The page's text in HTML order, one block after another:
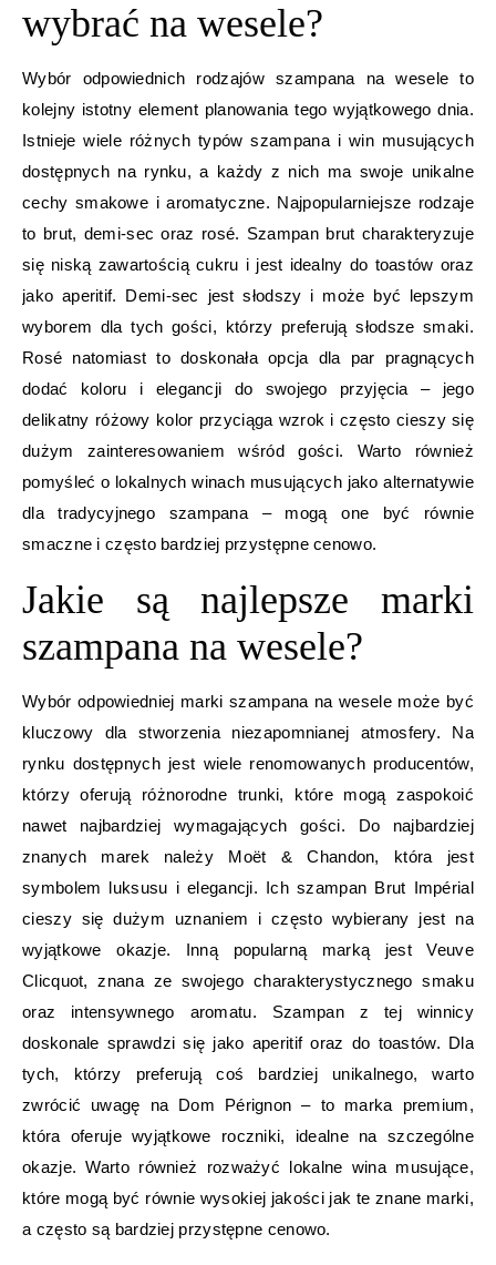
wybrać na wesele?
Wybór odpowiednich rodzajów szampana na wesele to
kolejny istotny element planowania tego wyjątkowego dnia.
Istnieje wiele różnych typów szampana i win musujących
dostępnych na rynku, a każdy z nich ma swoje unikalne
cechy smakowe i aromatyczne. Najpopularniejsze rodzaje
to brut, demi-sec oraz rosé. Szampan brut charakteryzuje
się niską zawartością cukru i jest idealny do toastów oraz
jako aperitif. Demi-sec jest słodszy i może być lepszym
wyborem dla tych gości, którzy preferują słodsze smaki.
Rosé natomiast to doskonała opcja dla par pragnących
dodać koloru i elegancji do swojego przyjęcia – jego
delikatny różowy kolor przyciąga wzrok i często cieszy się
dużym zainteresowaniem wśród gości. Warto również
pomyśleć o lokalnych winach musujących jako alternatywie
dla tradycyjnego szampana – mogą one być równie
smaczne i często bardziej przystępne cenowo.
Jakie są najlepsze marki
szampana na wesele?
Wybór odpowiedniej marki szampana na wesele może być
kluczowy dla stworzenia niezapomnianej atmosfery. Na
rynku dostępnych jest wiele renomowanych producentów,
którzy oferują różnorodne trunki, które mogą zaspokoić
nawet najbardziej wymagających gości. Do najbardziej
znanych marek należy Moët & Chandon, która jest
symbolem luksusu i elegancji. Ich szampan Brut Impérial
cieszy się dużym uznaniem i często wybierany jest na
wyjątkowe okazje. Inną popularną marką jest Veuve
Clicquot, znana ze swojego charakterystycznego smaku
oraz intensywnego aromatu. Szampan z tej winnicy
doskonale sprawdzi się jako aperitif oraz do toastów. Dla
tych, którzy preferują coś bardziej unikalnego, warto
zwrócić uwagę na Dom Pérignon – to marka premium,
która oferuje wyjątkowe roczniki, idealne na szczególne
okazje. Warto również rozważyć lokalne wina musujące,
które mogą być równie wysokiej jakości jak te znane marki,
a często są bardziej przystępne cenowo.